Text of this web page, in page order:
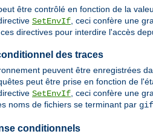
être contrôlé en fonction de la
SetEnvIf , ceci confère une
directives pour interdire l'accès
des traces
peuvent être enregistrées
peut être prise en fonction de
SetEnvIf , ceci confère une
noms de fichiers se terminant par gif
conditionnels